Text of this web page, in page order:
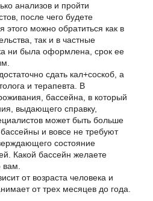
анализов и пройти
после чего будете
можно обратиться как в
так и в частные
ни была оформлена, срок ее
сдать кал+соскоб, а
и терапевта. В
бассейна, в который
выдающего справку,
может быть больше
и вовсе не требуют
состояние
Какой бассейн желаете
от возраста человека и
от трех месяцев до года.